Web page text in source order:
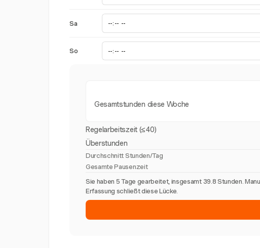
Sa
So
Gesamtstunden diese Woche
Regelarbeitszeit (≤40)
Überstunden
Durchschnitt Stunden/Tag
Gesamte Pausenzeit
Sie haben 5 Tage gearbeitet, insgesamt 39.8 Stunden.
Erfassung schließt diese Lücke.